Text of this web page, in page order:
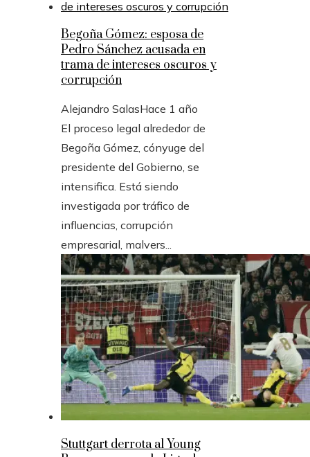
Begoña Gómez: esposa de
Pedro Sánchez acusada en
trama de intereses oscuros y
corrupción
Alejandro SalasHace 1 año
El proceso legal alrededor de
Begoña Gómez, cónyuge del
presidente del Gobierno, se
intensifica. Está siendo
investigada por tráfico de
influencias, corrupción
empresarial, malvers...
Stuttgart derrota al Young